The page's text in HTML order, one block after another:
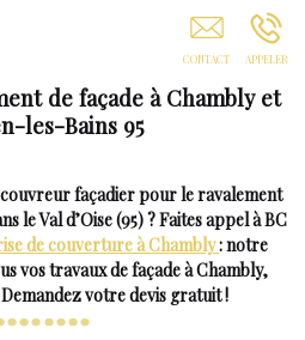
de façade à Chambly et
les-Bains 95
façadier pour le ravalement
le Val d’Oise (95) ? Faites appel à BC
de couverture à Chambly: notre
vos travaux de façade à Chambly,
votre devis gratuit !